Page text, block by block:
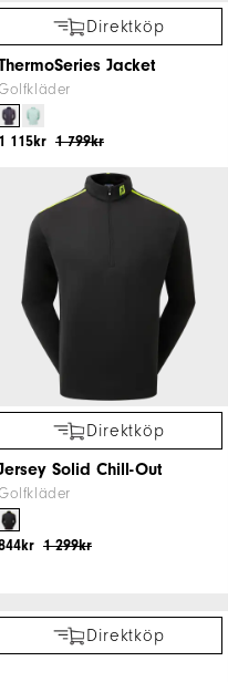
Direktköp
HydroKnit Jacket
Dam Golfkläder
2 999kr
1 451kr
NYTT PÅ REAN
Golfkläder